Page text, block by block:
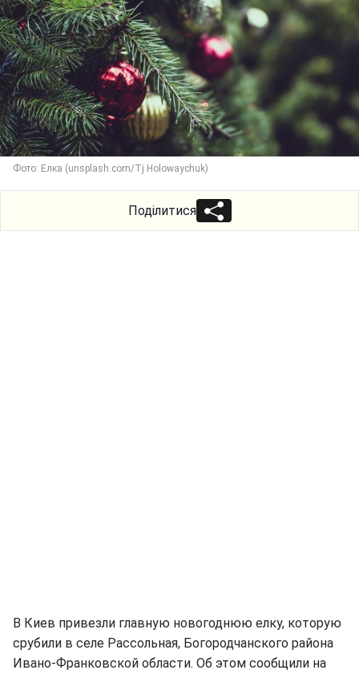
Фото: Елка (unsplash.com/Tj Holowaychuk)
Поділитися
В Киев привезли главную новогоднюю елку, которую
срубили в селе Рассольная, Богородчанского района
Ивано-Франковской области. Об этом сообщили на